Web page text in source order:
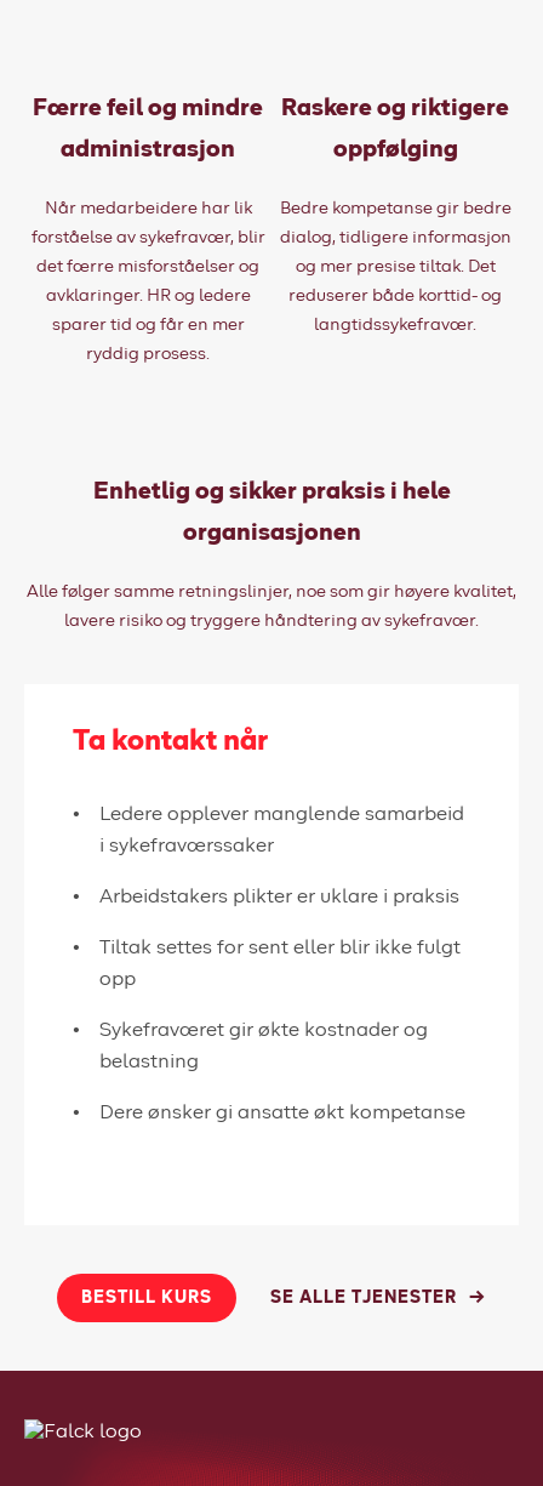
Færre feil og mindre
administrasjon
Når medarbeidere har lik
forståelse av sykefravær, blir
det færre misforståelser og
avklaringer. HR og ledere
sparer tid og får en mer
ryddig prosess.
Raskere og riktigere
oppfølging
Bedre kompetanse gir bedre
dialog, tidligere informasjon
og mer presise tiltak. Det
reduserer både korttid- og
langtidssykefravær.
Enhetlig og sikker praksis i hele
organisasjonen
Alle følger samme retningslinjer, noe som gir høyere kvalitet,
lavere risiko og tryggere håndtering av sykefravær.
Ta kontakt når
Ledere opplever manglende samarbeid
i sykefraværssaker
Arbeidstakers plikter er uklare i praksis
Tiltak settes for sent eller blir ikke fulgt
opp
Sykefraværet gir økte kostnader og
belastning
Dere ønsker gi ansatte økt kompetanse
BESTILL KURS SE ALLE TJENESTER